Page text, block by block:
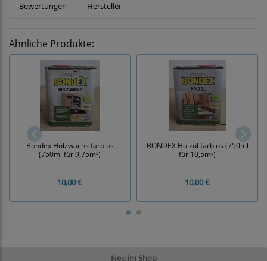
Neu im Shop
Bewertungen Hersteller
Ähnliche Produkte:
Bondex Holzwachs farblos
(750ml für 9,75m²)
10,00 €
BONDEX Holzöl farblos (750ml
für 10,5m²)
10,00 €